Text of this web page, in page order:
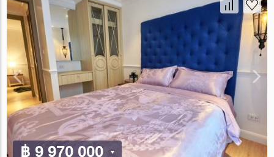
฿ 9 970 000